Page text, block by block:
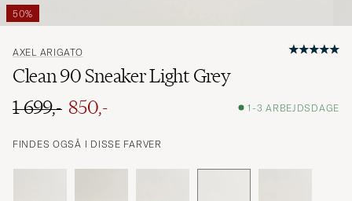
50%
AXEL ARIGATO
Clean 90 Sneaker Light Grey
1 699,- 850,- 1-3 ARBEJDSDAGE
FINDES OGSÅ I DISSE FARVER